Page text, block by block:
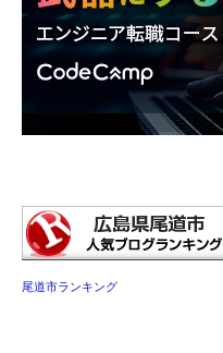
尾道市ランキング